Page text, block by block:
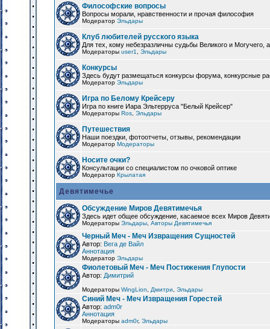
Философские вопросы
Вопросы морали, нравственности и прочая философия
Модератор Эльдары
Клуб любителей русского языка
Для тех, кому небезразличны судьбы Великого и Могучего,
Модераторы user1 Эльдары
Конкурсы
Здесь будут размещаться конкурсы форума, конкурсные
Модератор Эльдары
Игра по Белому Крейсеру
Игра по книге Иара Эльтерруса "Белый Крейсер"
Модераторы Ros Эльдары
Путешествия
Наши поездки, фотоотчеты, отзывы, рекомендации
Модератор Модераторы
Носите очки?
Консультации со специалистом по очковой оптике
Модератор Крылатая
Девятимечье
Обсуждение Миров Девятимечья
Здесь идет общее обсуждение, касаемое всех Миров
Модераторы Эльдары Авторы Девятимечья
Черный Меч - Меч Извращения Сущностей
Автор: Вега де Вайл
Аннотация
Модератор Эльдары
Фиолетовый Меч - Меч Постижения Глупости
Автор: Димитрий
Модераторы WingLion Дмитри Эльдары
Синий Меч - Меч Извращения Горестей
Автор: adm0r
Аннотация
Модераторы adm0r, Эльдары